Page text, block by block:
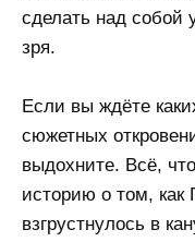
сделать над собой
зря.
Если вы ждёте
сюжетных
выдохните. Всё,
историю о том, как
взгрустнулось в